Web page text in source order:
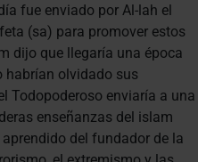
fue enviado por Al-lah el
(sa) para promover estos
dijo que llegaría una época
habrían olvidado sus
Todopoderoso enviaría a una
enseñanzas del islam
del fundador de la